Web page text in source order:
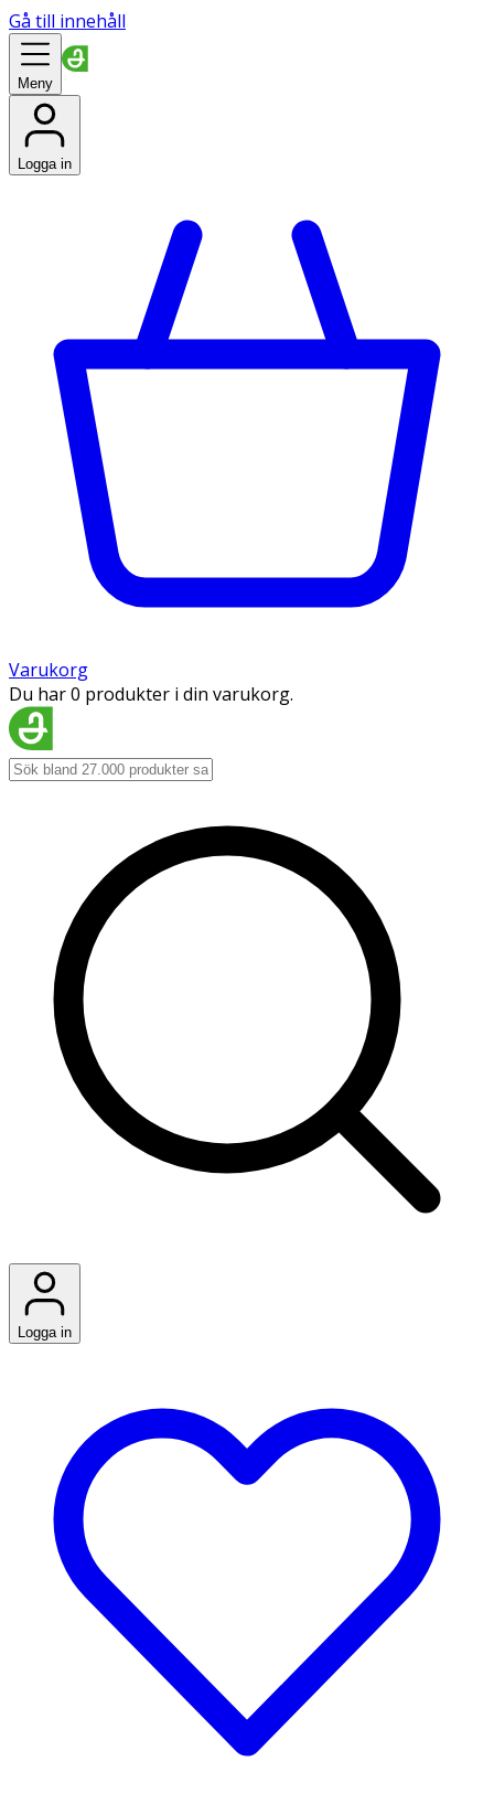
Gå till innehåll
Meny
Logga in
Varukorg
Du har 0 produkter i din varukorg.
Logga in